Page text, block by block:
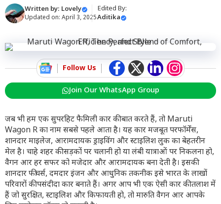
Written by: Lovely
Updated on: April 3, 2025
Edited By:
Aditika
Follow Us
Join Our WhatsApp Group
जब भी हम एक सुपरहिट फैमिली कार की बात करते हैं, तो Maruti
Wagon R का नाम सबसे पहले आता है। यह कार मजबूत परफॉर्मेंस,
शानदार माइलेज, आरामदायक ड्राइविंग और स्टाइलिश लुक का बेहतरीन
मेल है। चाहे शहर की सड़कों पर चलानी हो या लंबी यात्राओं पर निकलना हो,
वैगन आर हर सफर को मजेदार और आरामदायक बना देती है। इसकी
शानदार फीचर्स, दमदार इंजन और आधुनिक तकनीक इसे भारत के लाखों
परिवारों की पसंदीदा कार बनाते हैं। अगर आप भी एक ऐसी कार की तलाश में
हैं जो सुरक्षित, स्टाइलिश और किफायती हो, तो मारुति वैगन आर आपके